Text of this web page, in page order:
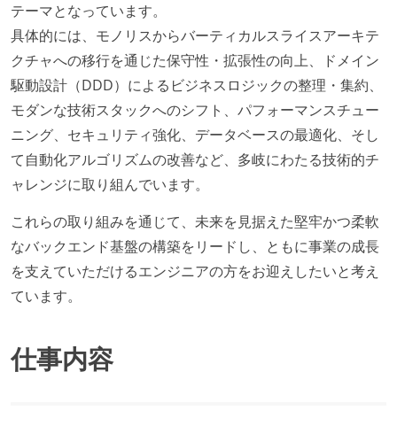
テーマとなっています。
具体的には、モノリスからバーティカルスライスアーキテ
クチャへの移行を通じた保守性・拡張性の向上、ドメイン
駆動設計（DDD）によるビジネスロジックの整理・集約、
モダンな技術スタックへのシフト、パフォーマンスチュー
ニング、セキュリティ強化、データベースの最適化、そし
て自動化アルゴリズムの改善など、多岐にわたる技術的チ
ャレンジに取り組んでいます。
これらの取り組みを通じて、未来を見据えた堅牢かつ柔軟
なバックエンド基盤の構築をリードし、ともに事業の成長
を支えていただけるエンジニアの方をお迎えしたいと考え
ています。
仕事内容